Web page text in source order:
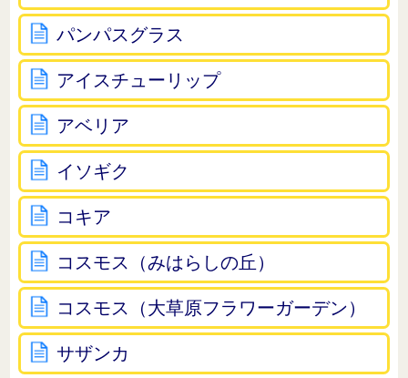
パンパスグラス
アイスチューリップ
アベリア
イソギク
コキア
コスモス（みはらしの丘）
コスモス（大草原フラワーガーデン）
サザンカ